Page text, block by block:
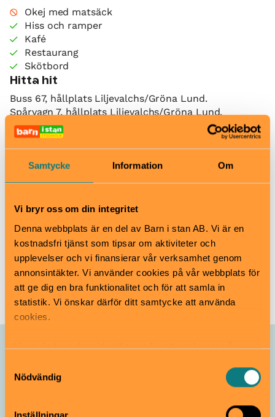
Samtycke Information Om
Vi bryr oss om din integritet
Denna webbplats är en del av Barn i stan AB. Vi är en
kostnadsfri tjänst som tipsar om aktiviteter och
upplevelser och vi finansierar vår verksamhet genom
annonsintäkter. Vi använder cookies på vår webbplats för
att ge dig en bra funktionalitet och för att samla in
statistik. Vi önskar därför ditt samtycke att använda
cookies.
Vi använder enhetsidentifierare för att analysera vår
samt tillhandahålla funktioner för sociala medier. Vi
vidarebefordrar även sådana identifierare och annan
information från din enhet till de sociala medier och
Nödvändig
Okej med matsäck
Hiss och ramper
Kafé
Restaurang
Skötbord
Hitta hit
Buss 67, hållplats Liljevalchs/Gröna Lund.
Spårvagn 7, hållplats Liljevalchs/Gröna Lund.
Djurgårdsfärjan linje 82, hållplats Gröna Lunds
brygga. Avgår från Slussen.
Vrak
www.vrak.se
info@vrak.se
08-519 549 14
Till webbplats
Allt som händer – Vrak
Vikings Before Vikings
Från 3 år